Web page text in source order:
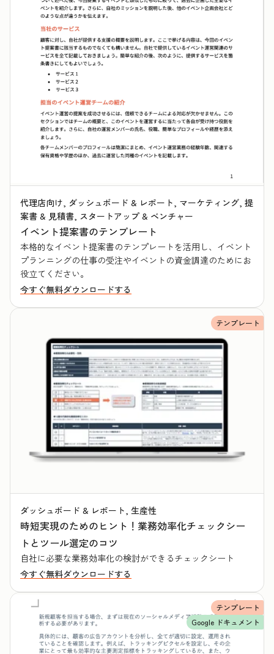
代理店向け, ダッシュボード & レポート, マーケティング, 提
案書 & 見積書, スタートアップ & ベンチャー
イベント提案書のテンプレート
本格的なイベント提案書のテンプレートを活用し、イベント
プランニングの仕事の受注やイベントの資金調達のためにお
役立てください。
今すぐ無料ダウンロードする
テンプレート
ダッシュボード & レポート, 生産性
時短実現のためのヒント！業務効率化チェックシー
トとツール選定のコツ
自社に必要な業務効率化の検討ができるチェックシート
今すぐ無料ダウンロードする
テンプレート
Google ドキュメント